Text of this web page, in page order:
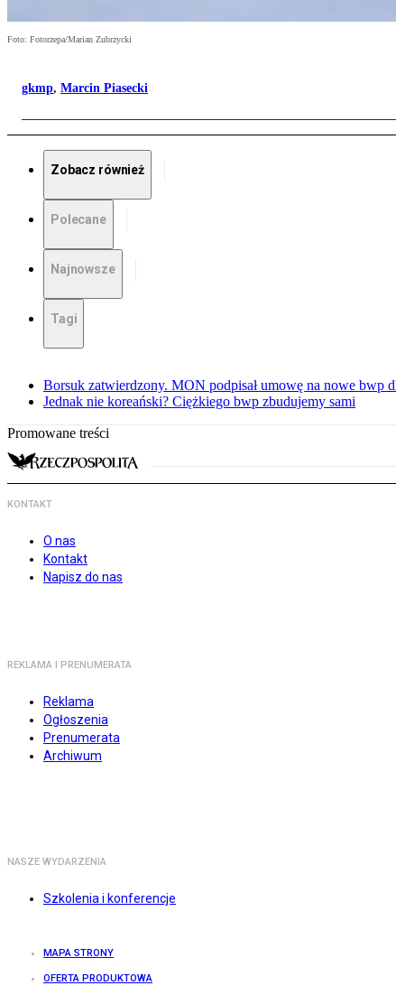
Foto: Fotorzepa/Marian Zubrzycki
gkmp, Marcin Piasecki
Zobacz również
Polecane
Najnowsze
Tagi
Borsuk zatwierdzony. MON podpisał umowę na nowe bwp
Jednak nie koreański? Ciężkiego bwp zbudujemy sami
Promowane treści
KONTAKT
O nas
Kontakt
Napisz do nas
REKLAMA I PRENUMERATA
Reklama
Ogłoszenia
Prenumerata
Archiwum
NASZE WYDARZENIA
Szkolenia i konferencje
MAPA STRONY
OFERTA PRODUKTOWA